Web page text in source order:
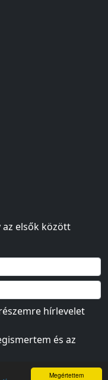
Megértettem
elsők között
hírlevelet
és az